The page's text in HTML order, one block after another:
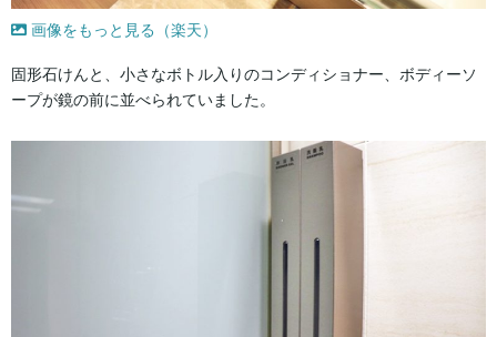
画像をもっと見る（楽天）
固形石けんと、小さなボトル入りのコンディショナー、ボディーソ
ープが鏡の前に並べられていました。